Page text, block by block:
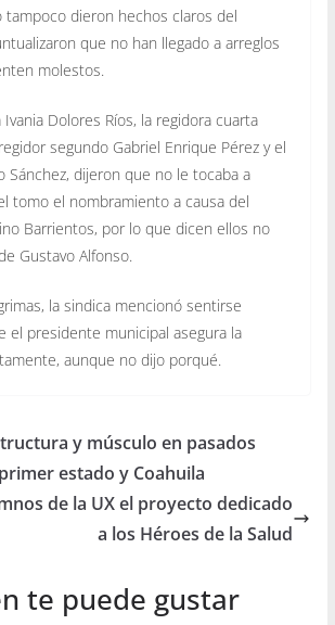
tampoco dieron hechos claros del
que no han llegado a arreglos
molestos.
Ivania Dolores Ríos, la regidora cuarta
segundo Gabriel Enrique Pérez y el
Sánchez, dijeron que no le tocaba a
tomo el nombramiento a causa del
Barrientos, por lo que dicen ellos no
Gustavo Alfonso.
la sindica mencionó sentirse
el presidente municipal asegura la
aunque no dijo porqué.
y músculo en pasados
estado y Coahuila
de la UX el proyecto dedicado
a los Héroes de la Salud
te puede gustar